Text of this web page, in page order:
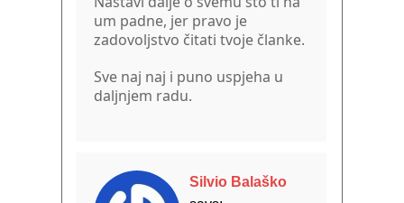
um padne, jer pravo je
zadovoljstvo čitati tvoje članke.
Sve naj naj i puno uspjeha u
daljnjem radu.
Silvio Balaško